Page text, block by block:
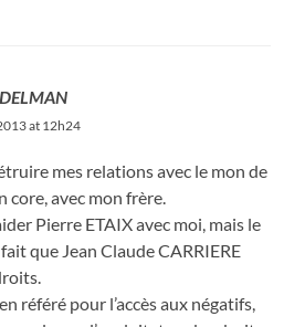
at 12h24
mes relations avec le mon de
core, avec mon frère.
Pierre ETAIX avec moi, mais le
que Jean Claude CARRIERE
référé pour l’accès aux négatifs,